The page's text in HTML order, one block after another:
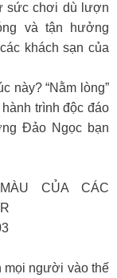
sức chơi dù lượn
và tận hưởng
khách sạn của
này? “Nằm lòng”
hành trình độc đáo
Đảo Ngọc bạn
CỦA CÁC
mọi người vào thế